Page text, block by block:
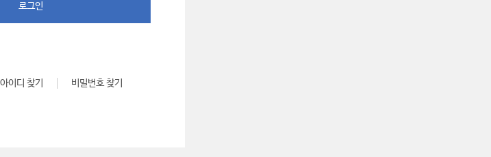
로그인
아이디 찾기 비밀번호 찾기